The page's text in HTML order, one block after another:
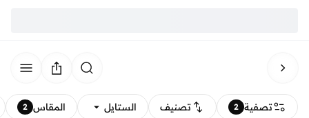
تصفية 2 تصنيف الستايل المقاس 2